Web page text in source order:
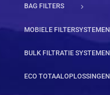
BAG FILTERS
MOBIELE FILTERSYSTEMEN
BULK FILTRATIE SYSTEMEN
ECO TOTAALOPLOSSINGEN